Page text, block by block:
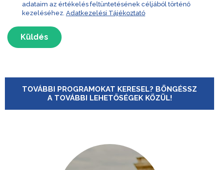
adataim az értékelés feltüntetésének céljából történő
kezeléséhez. Adatkezelési Tájékoztató
Küldés
TOVÁBBI PROGRAMOKAT KERESEL? BÖNGÉSSZ
A TOVÁBBI LEHETŐSÉGEK KÖZÜL!